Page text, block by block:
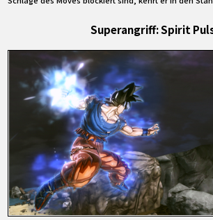
Superangriff: Spirit